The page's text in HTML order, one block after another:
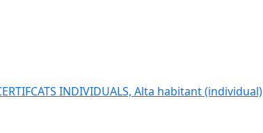
INDIVIDUALS, Alta habitant (individual)